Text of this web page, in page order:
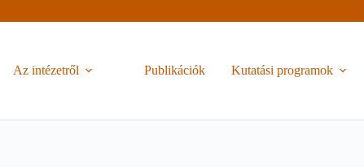
Az intézetről Publikációk Kutatási programok